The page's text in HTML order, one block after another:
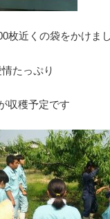
枚近くの袋をかけま
たっぷり
収穫予定です